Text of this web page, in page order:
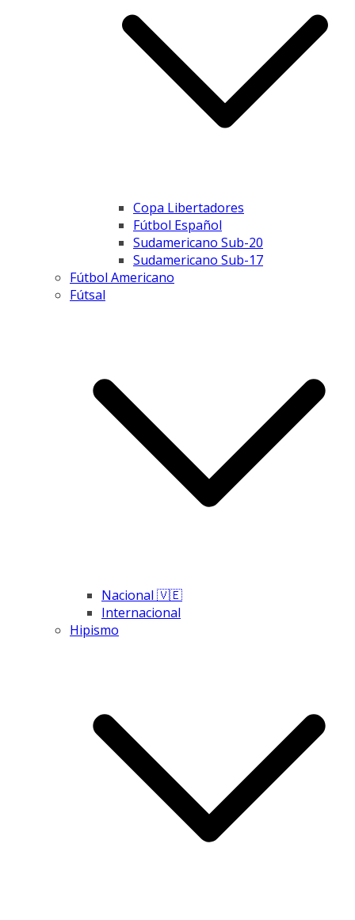
Copa Libertadores
Fútbol Español
Sudamericano Sub-20
Sudamericano Sub-17
Fútbol Americano
Fútsal
Nacional 🇻🇪
Internacional
Hipismo